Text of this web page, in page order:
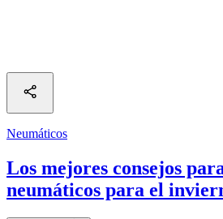
Neumáticos
Los mejores consejos
neumáticos para el